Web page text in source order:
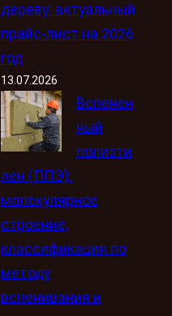
дереву: актуальный
прайс-лист на 2026
год
13.07.2026
Вспенен
ный
полиэти
лен (ППЭ):
молекулярное
строение,
классификация по
методу
вспенивания и